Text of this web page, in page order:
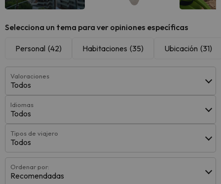
Selecciona un tema para ver opiniones específicas
Personal (42) Habitaciones (35) Ubicación (31)
Valoraciones
Todos
Idiomas
Todos
Tipos de viajero
Todos
Ordenar por:
Recomendadas